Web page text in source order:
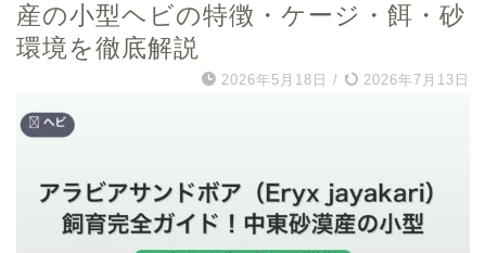
産の小型ヘビの特徴・ケージ・餌・砂
環境を徹底解説
2026年5月18日 / 2026年7月13日